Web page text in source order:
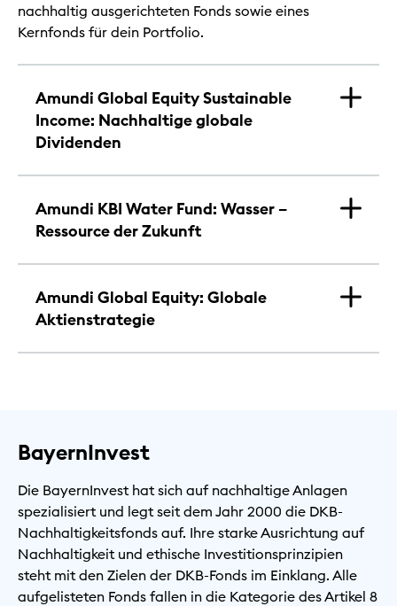
nachhaltig ausgerichteten Fonds sowie eines
Kernfonds für dein Portfolio.
Amundi Global Equity Sustainable
Income: Nachhaltige globale
Dividenden
Amundi KBI Water Fund: Wasser –
Ressource der Zukunft
Amundi Global Equity: Globale
Aktienstrategie
BayernInvest
Die BayernInvest hat sich auf nachhaltige Anlagen
spezialisiert und legt seit dem Jahr 2000 die DKB-
Nachhaltigkeitsfonds auf. Ihre starke Ausrichtung auf
Nachhaltigkeit und ethische Investitionsprinzipien
steht mit den Zielen der DKB-Fonds im Einklang. Alle
aufgelisteten Fonds fallen in die Kategorie des Artikel 8